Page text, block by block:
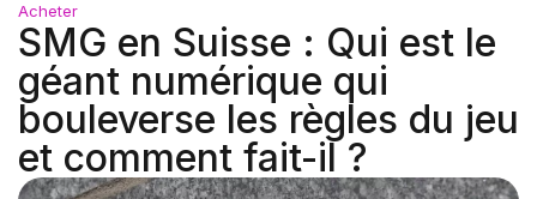
Acheter
SMG en Suisse : Qui est le
géant numérique qui
bouleverse les règles du jeu
et comment fait-il ?